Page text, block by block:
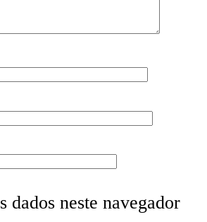
dados neste navegador